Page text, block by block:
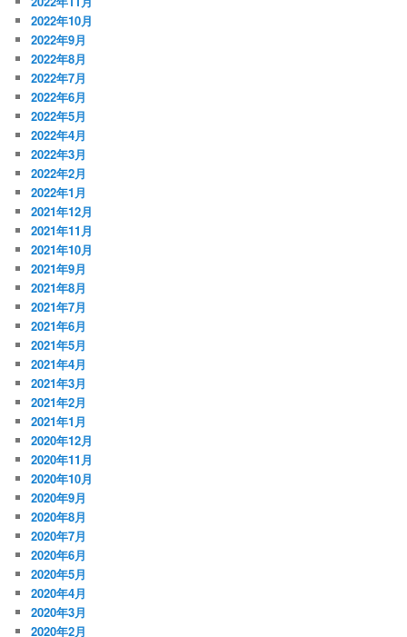
2022年10月
2022年9月
2022年8月
2022年7月
2022年6月
2022年5月
2022年4月
2022年3月
2022年2月
2022年1月
2021年12月
2021年11月
2021年10月
2021年9月
2021年8月
2021年7月
2021年6月
2021年5月
2021年4月
2021年3月
2021年2月
2021年1月
2020年12月
2020年11月
2020年10月
2020年9月
2020年8月
2020年7月
2020年6月
2020年5月
2020年4月
2020年3月
2020年2月